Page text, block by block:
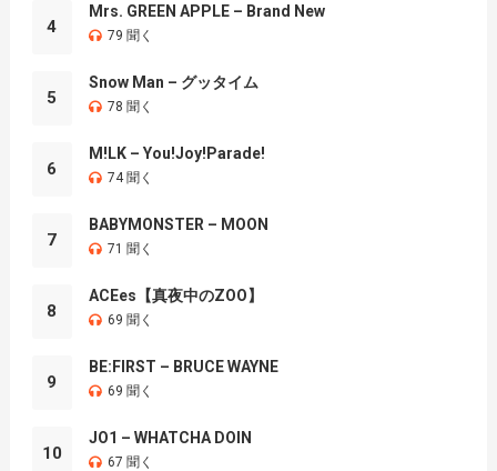
4
Mrs. GREEN APPLE – Brand New
79 聞く
5
Snow Man – グッタイム
78 聞く
6
M!LK – You!Joy!Parade!
74 聞く
7
BABYMONSTER – MOON
71 聞く
8
ACEes【真夜中のZOO】
69 聞く
9
BE:FIRST – BRUCE WAYNE
69 聞く
10
JO1 – WHATCHA DOIN
67 聞く